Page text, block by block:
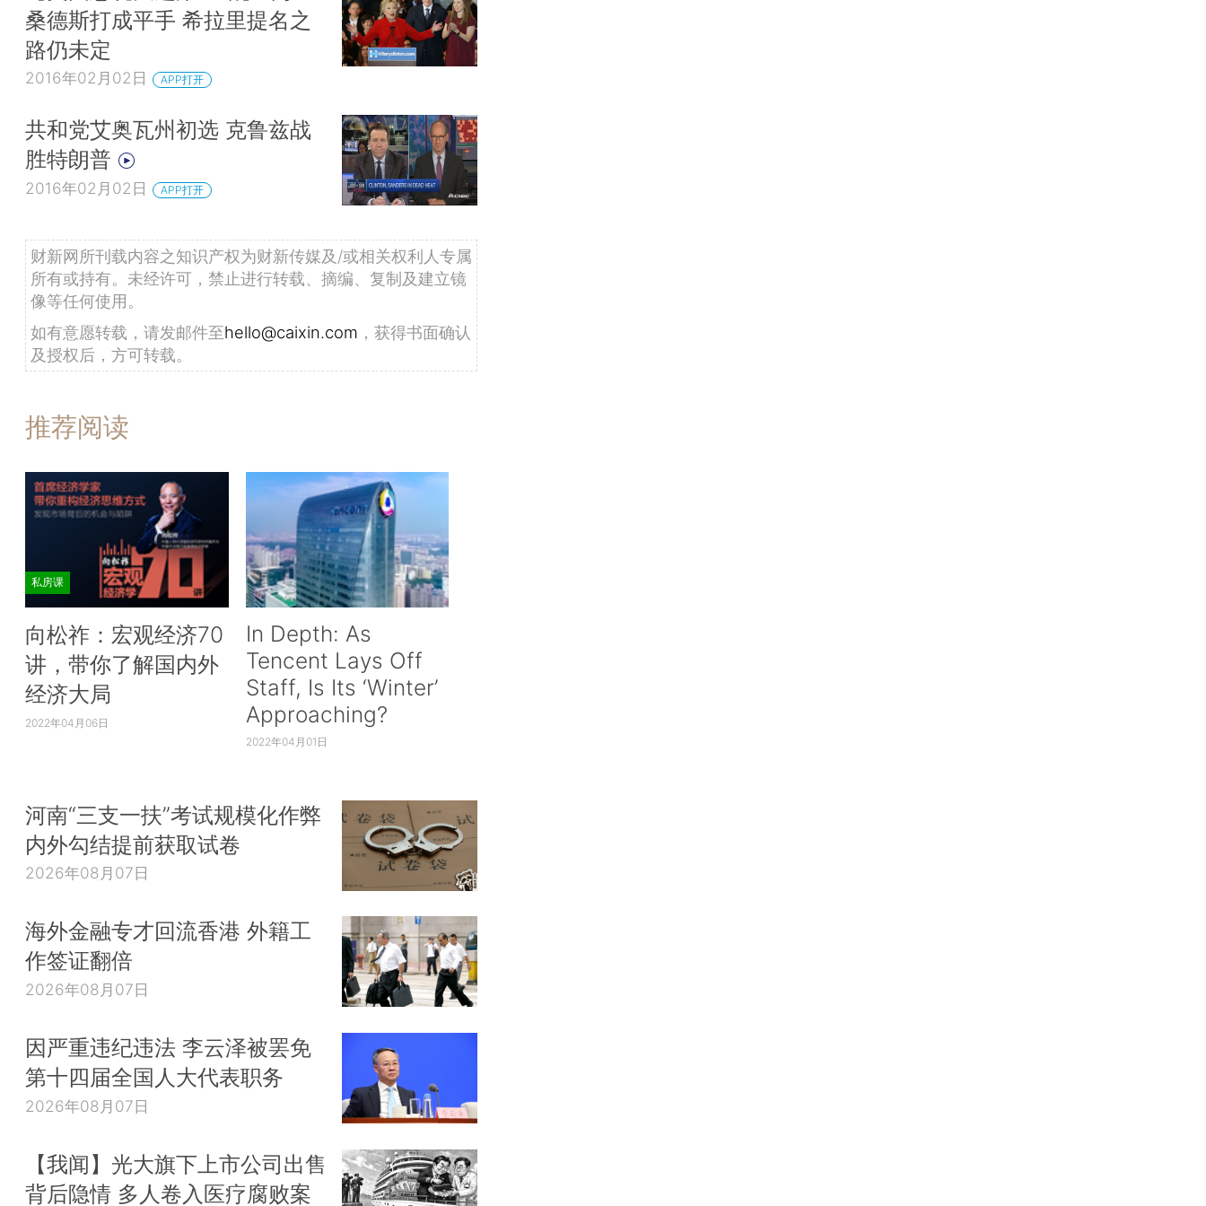
桑德斯打成平手 希拉里提名之
路仍未定
2016年02月02日 APP打开
共和党艾奥瓦州初选 克鲁兹战
胜特朗普
2016年02月02日 APP打开
财新网所刊载内容之知识产权为财新传媒及/或相关权利人专属
所有或持有。未经许可，禁止进行转载、摘编、复制及建立镜
像等任何使用。
如有意愿转载，请发邮件至hello@caixin.com ，获得书面确认
及授权后，方可转载。
推荐阅读
私房课
向松祚：宏观经济70
讲，带你了解国内外
经济大局
2022年04月06日
In Depth: As
Tencent Lays Off
Staff, Is Its ‘Winter’
Approaching?
2022年04月01日
河南“三支一扶”考试规模化作弊
内外勾结提前获取试卷
2026年08月07日
海外金融专才回流香港 外籍工
作签证翻倍
2026年08月07日
因严重违纪违法 李云泽被罢免
第十四届全国人大代表职务
2026年08月07日
【我闻】光大旗下上市公司出售
背后隐情 多人卷入医疗腐败案